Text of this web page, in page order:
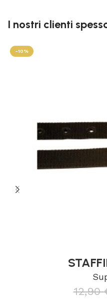
I nostri clienti
-10%
12,90